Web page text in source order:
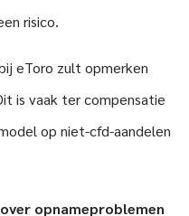
risico.
eToro zult opmerken
is vaak ter compensatie
op niet-cfd-aandelen
opnameproblemen